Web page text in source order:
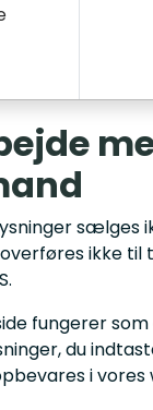
6,5 år. Øvrige
i op
sælges
ikke til
fungerer
du
i